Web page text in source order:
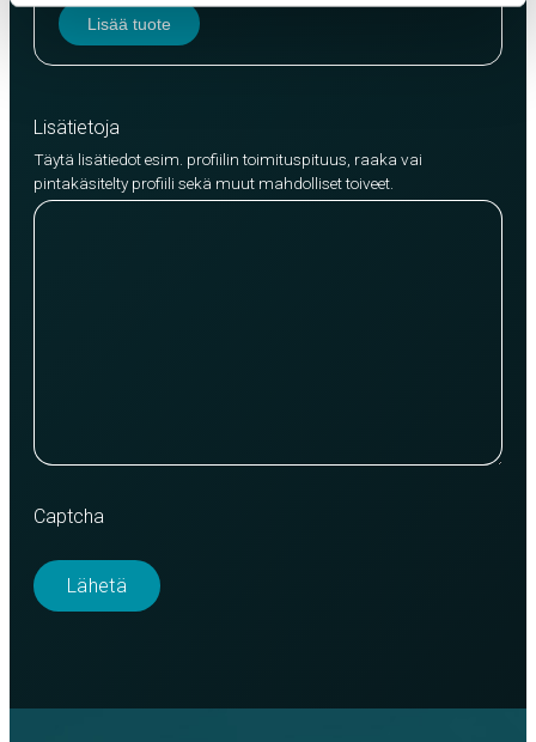
Lisää tuote
Lisätietoja
Täytä lisätiedot esim. profiilin toimituspituus, raaka vai
pintakäsitelty profiili sekä muut mahdolliset toiveet.
Captcha